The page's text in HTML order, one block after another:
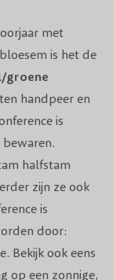
met
is het de
groene
handpeer en
is
bewaren.
halfstam
zijn ze ook
is
door:
. Bekijk ook eens
op een zonnige,